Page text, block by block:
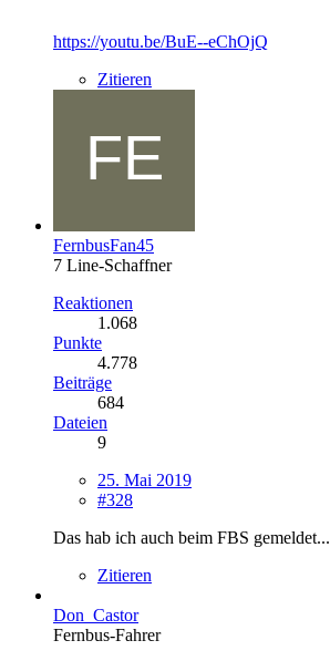
https://youtu.be/BuE--eChOjQ
Zitieren
FernbusFan45
7 Line-Schaffner
Reaktionen
1.068
Punkte
4.778
Beiträge
684
Dateien
9
25. Mai 2019
#328
Das hab ich auch beim FBS gemeldet...
Zitieren
Don_Castor
Fernbus-Fahrer